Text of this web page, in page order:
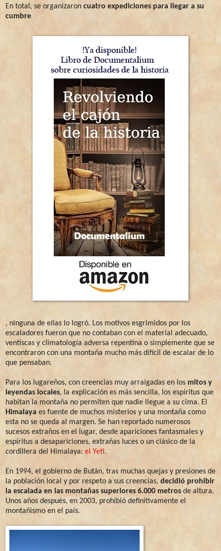
En total, se organizaron cuatro expediciones para llegar a su
cumbre
, ninguna de ellas lo logró. Los motivos esgrimidos por los
escaladores fueron que no contaban con el material adecuado,
ventiscas y climatología adversa repentina o simplemente que se
encontraron con una montaña mucho más difícil de escalar de lo
que pensaban.
Para los lugareños, con creencias muy arraigadas en los mitos y
leyendas locales, la explicación es más sencilla, los espíritus que
habitan la montaña no permiten que nadie llegue a su cima. El
Himalaya es fuente de muchos misterios y una montaña como
esta no se queda al margen. Se han reportado numerosos
sucesos extraños en el lugar, desde apariciones fantasmales y
espíritus a desapariciones, extrañas luces o un clásico de la
cordillera del Himalaya: el Yeti.
En 1994, el gobierno de Bután, tras muchas quejas y presiones de
la población local y por respeto a sus creencias, decidió prohibir
la escalada en las montañas superiores 6.000 metros de altura.
Unos años después, en 2003, prohibió definitivamente el
montañismo en el país.